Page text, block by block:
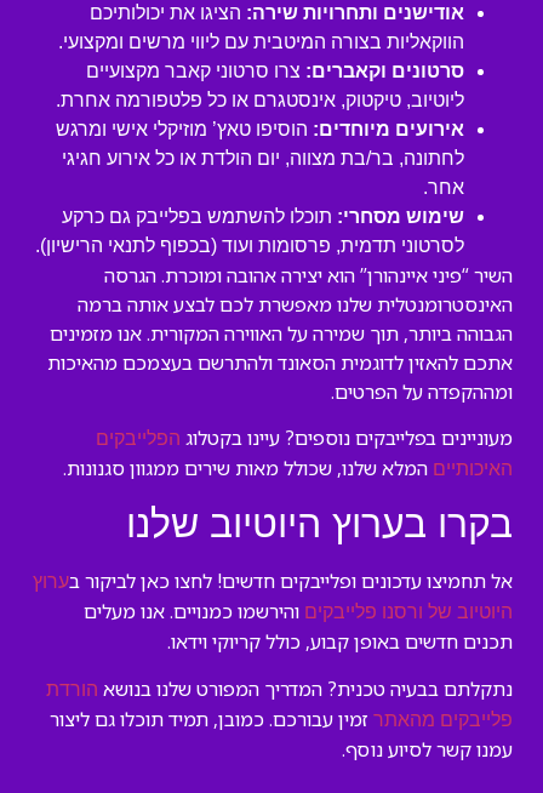
אודישנים ותחרויות שירה: הציגו את יכולותיכם
הווקאליות בצורה המיטבית עם ליווי מרשים ומקצועי.
סרטונים וקאברים: צרו סרטוני קאבר מקצועיים
ליוטיוב, טיקטוק, אינסטגרם או כל פלטפורמה אחרת.
אירועים מיוחדים: הוסיפו טאץ’ מוזיקלי אישי ומרגש
לחתונה, בר/בת מצווה, יום הולדת או כל אירוע חגיגי
אחר.
שימוש מסחרי: תוכלו להשתמש בפלייבק גם כרקע
לסרטוני תדמית, פרסומות ועוד (בכפוף לתנאי הרישיון).
השיר “פיני איינהורן” הוא יצירה אהובה ומוכרת. הגרסה
האינסטרומנטלית שלנו מאפשרת לכם לבצע אותה ברמה
הגבוהה ביותר, תוך שמירה על האווירה המקורית. אנו מזמינים
אתכם להאזין לדוגמית הסאונד ולהתרשם בעצמכם מהאיכות
ומההקפדה על הפרטים.
מעוניינים בפלייבקים נוספים? עיינו בקטלוג הפלייבקים
האיכותיים המלא שלנו, שכולל מאות שירים ממגוון סגנונות.
בקרו בערוץ היוטיוב שלנו
אל תחמיצו עדכונים ופלייבקים חדשים! לחצו כאן לביקור בערוץ
היוטיוב של ורסנו פלייבקים והירשמו כמנויים. אנו מעלים
תכנים חדשים באופן קבוע, כולל קריוקי וידאו.
נתקלתם בבעיה טכנית? המדריך המפורט שלנו בנושא הורדת
פלייבקים מהאתר זמין עבורכם. כמובן, תמיד תוכלו גם ליצור
עמנו קשר לסיוע נוסף.